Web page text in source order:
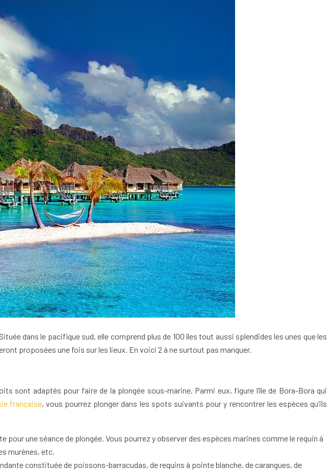
dans le pacifique sud, elle comprend plus de 100 îles tout aussi splendides les unes que les
proposées une fois sur les lieux. En voici 2 à ne surtout pas manquer.
sont adaptés pour faire de la plongée sous-marine. Parmi eux, figure l’île de Bora-Bora qui
française, vous pourrez plonger dans les spots suivants pour y rencontrer les espèces qu’ils
une séance de plongée. Vous pourrez y observer des espèces marines comme le requin à
murènes, etc.
constituée de poissons-barracudas, de requins à pointe blanche, de carangues, de